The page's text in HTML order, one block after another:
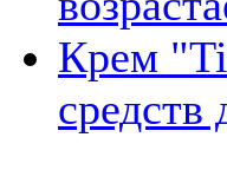
Крем